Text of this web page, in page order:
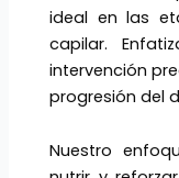
ideal en las
capilar.
intervención
progresión del
Nuestro